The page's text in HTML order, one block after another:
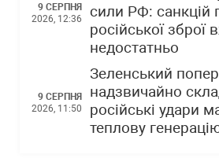
9 СЕРПНЯ
2026, 12:36
сили РФ: санкцій
російської зброї
недостатньо
9 СЕРПНЯ
2026, 11:50
Зеленський
надзвичайно
російські удари
теплову